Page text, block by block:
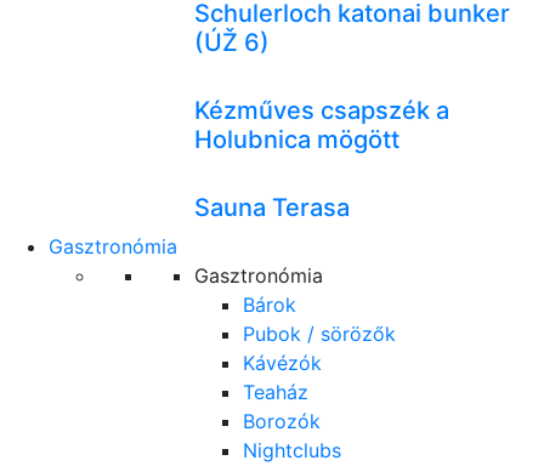
Schulerloch katonai bunker
(ÚŽ 6)
Kézműves csapszék a
Holubnica mögött
Sauna Terasa
Gasztronómia
Gasztronómia
Bárok
Pubok / sörözők
Kávézók
Teaház
Borozók
Nightclubs